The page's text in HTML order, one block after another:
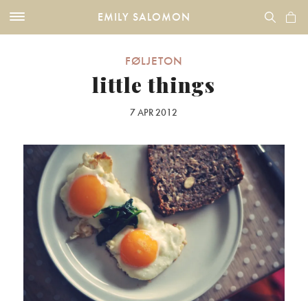
EMILY SALOMON
FØLJETON
little things
7 APR 2012